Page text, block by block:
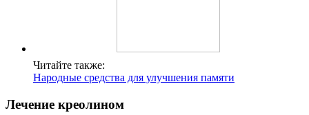
Читайте также:
Народные средства для улучшения памяти
Лечение креолином